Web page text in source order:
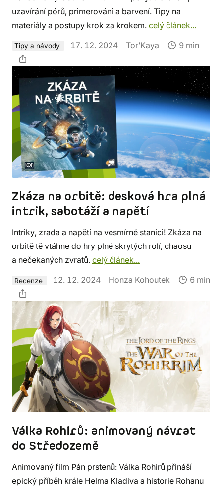
uzavírání pórů, primerování a barvení. Tipy na
materiály a postupy krok za krokem. celý článek...
Tipy a návody 17. 12. 2024 Tor’Kaya 9 min
Zkáza na orbitě: desková hra plná
intrik, sabotáží a napětí
Intriky, zrada a napětí na vesmírné stanici! Zkáza na
orbitě tě vtáhne do hry plné skrytých rolí, chaosu
a nečekaných zvratů. celý článek...
Recenze 12. 12. 2024 Honza Kohoutek 6 min
Válka Rohirů: animovaný návrat
do Středozemě
Animovaný film Pán prstenů: Válka Rohirů přináší
epický příběh krále Helma Kladiva a historie Rohanu